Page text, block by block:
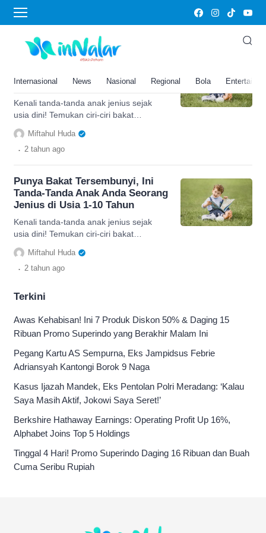
Internasional News Nasional Regional Bola
tanda tanda anak jenius usia 1 sampai 10
tahun
Punya Bakat Tersembunyi, Ini
Jenius di Usia 1-10 Tahun
Kenali tanda-tanda anak jenius sejak
usia dini! Temukan ciri-ciri bakat
tersembunyi pada anak usia 1-10 tahun
dalam artikel berikut ini.
Miftahul Huda
. 2 tahun ago
Punya Bakat Tersembunyi, Ini
Tanda-Tanda Anak Anda Seorang
Jenius di Usia 1-10 Tahun
Kenali tanda-tanda anak jenius sejak
usia dini! Temukan ciri-ciri bakat
tersembunyi pada anak usia 1-10 tahun
dalam artikel berikut ini.
Miftahul Huda
. 2 tahun ago
Terkini
Awas Kehabisan! Ini 7 Produk Diskon 50% & Daging 15
Ribuan Promo Superindo yang Berakhir Malam Ini
Pegang Kartu AS Sempurna, Eks Jampidsus Febrie
Adriansyah Kantongi Borok 9 Naga
Kasus Ijazah Mandek, Eks Pentolan Polri Meradang: ‘Kalau
Saya Masih Aktif, Jokowi Saya Seret!’
Berkshire Hathaway Earnings: Operating Profit Up 16%,
Alphabet Joins Top 5 Holdings
Tinggal 4 Hari! Promo Superindo Daging 16 Ribuan dan Buah
Cuma Seribu Rupiah